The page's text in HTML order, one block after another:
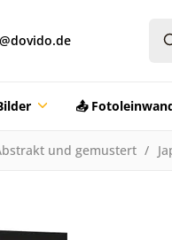
📤
und gemustert